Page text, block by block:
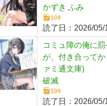
かずき ふみ
109
読了日： 2026/05/
コミュ障の俺に
が、付き合って
ァミ通文庫)
破滅
109
読了日： 2026/05/